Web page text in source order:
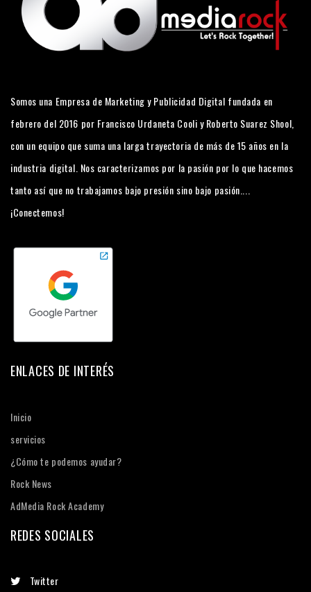
Somos una Empresa de Marketing y Publicidad Digital fundada en
febrero del 2016 por Francisco Urdaneta Cooli y Roberto Suarez Shool,
con un equipo que suma una larga trayectoria de más de 15 años en la
industria digital. Nos caracterizamos por la pasión por lo que hacemos
tanto así que no trabajamos bajo presión sino bajo pasión....
¡Conectemos!
ENLACES DE INTERÉS
Inicio
servicios
¿Cómo te podemos ayudar?
Rock News
AdMedia Rock Academy
REDES SOCIALES
Twitter